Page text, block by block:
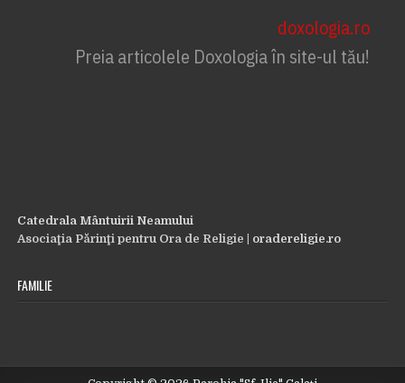
doxologia.ro
Preia articolele Doxologia în site-ul tău!
Catedrala Mântuirii Neamului
Asociaţia Părinţi pentru Ora de Religie | oradereligie.ro
FAMILIE